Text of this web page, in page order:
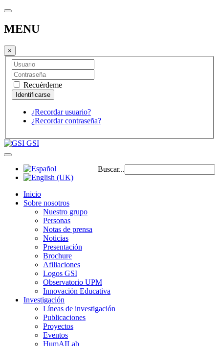
MENU
×
Recuérdeme
¿Recordar usuario?
¿Recordar contraseña?
GSI
Buscar...
Inicio
Sobre nosotros
Nuestro grupo
Personas
Notas de prensa
Noticias
Presentación
Brochure
Afiliaciones
Logos GSI
Observatorio UPM
Innovación Educativa
Investigación
Líneas de investigación
Publicaciones
Proyectos
Eventos
HumAILab